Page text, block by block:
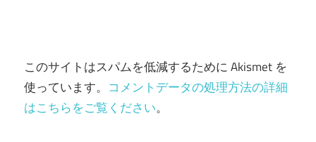
このサイトはスパムを低減するために Akismet を
使っています。 コメントデータの処理方法の詳細
はこちらをご覧ください。